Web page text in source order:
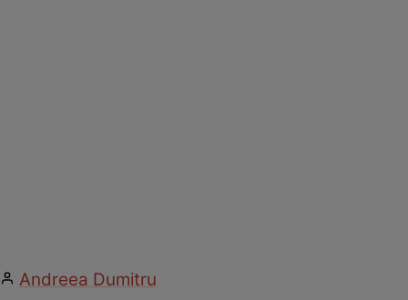
Andreea Dumitru